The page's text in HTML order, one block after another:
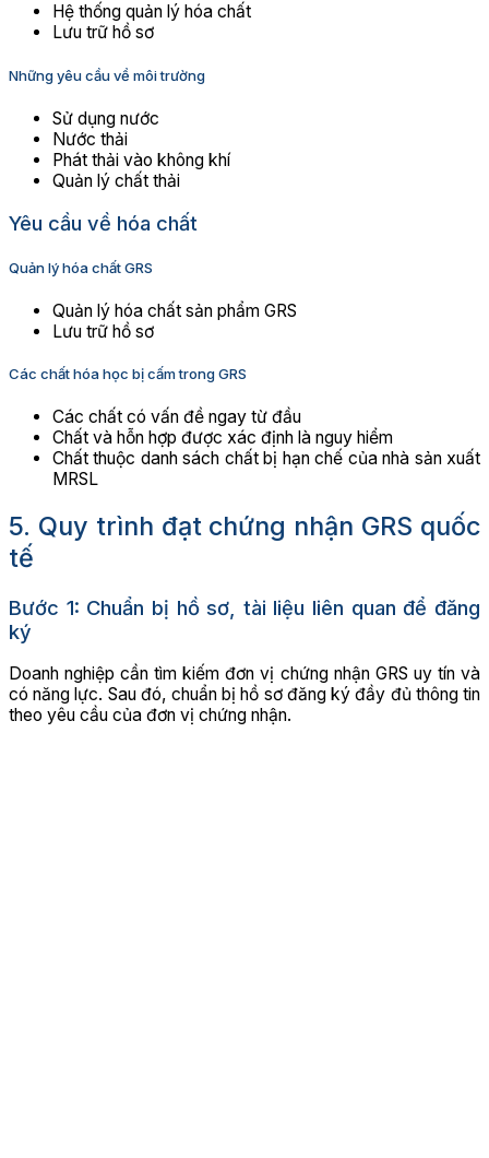
Hệ thống quản lý hóa chất
Lưu trữ hồ sơ
Những yêu cầu về môi trường
Sử dụng nước
Nước thải
Phát thải vào không khí
Quản lý chất thải
Yêu cầu về hóa chất
Quản lý hóa chất GRS
Quản lý hóa chất sản phẩm GRS
Lưu trữ hồ sơ
Các chất hóa học bị cấm trong GRS
Các chất có vấn đề ngay từ đầu
Chất và hỗn hợp được xác định là nguy hiểm
Chất thuộc danh sách chất bị hạn chế của nhà sản xuất
MRSL
5. Quy trình đạt chứng nhận GRS quốc
tế
Bước 1: Chuẩn bị hồ sơ, tài liệu liên quan để đăng
ký
Doanh nghiệp cần tìm kiếm đơn vị chứng nhận GRS uy tín và
có năng lực. Sau đó, chuẩn bị hồ sơ đăng ký đầy đủ thông tin
theo yêu cầu của đơn vị chứng nhận.